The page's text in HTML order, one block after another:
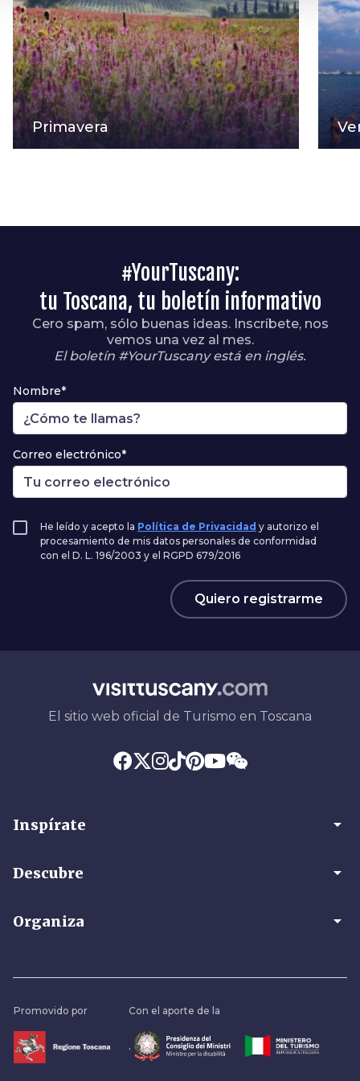
Primavera
#YourTuscany:
tu Toscana, tu boletín informativo
Cero spam, sólo buenas ideas. Inscríbete, nos
vemos una vez al mes.
El boletín #YourTuscany está en inglés.
Nombre*
Correo electrónico*
He leído y acepto la Política de Privacidad y autorizo el
procesamiento de mis datos personales de conformidad
con el D. L. 196/2003 y el RGPD 679/2016
Quiero registrarme
El sitio web oficial de Turismo en Toscana
Inspírate arrow_drop_down
Descubre arrow_drop_down
Organiza arrow_drop_down
Promovido por Con el aporte de la
.